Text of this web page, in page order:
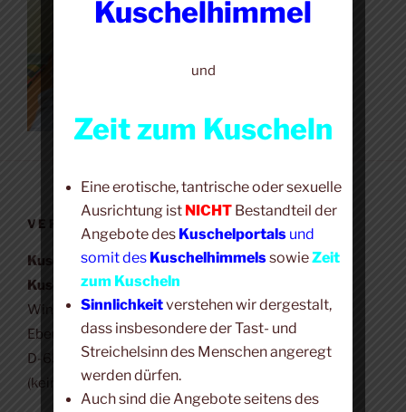
VERANTWORTLICH
Kuschelhimmel +
Kuschel-Portal
Winfried Bär
Eberbacher Str. 23
D-65346 Eltville (Erbach)
(kein Veranstaltungsort)
Kuschelhimmel
und
Zeit zum Kuscheln
Eine erotische, tantrische oder sexuelle
Ausrichtung ist NICHTBestandteil der
Angebote des Kuschelportals und
somit des KuschelhimmelssowieZeit
zum Kuscheln
Sinnlichkeitverstehen wir dergestalt,
dass insbesondere der Tast- und
Streichelsinn des Menschen angeregt
werden dürfen.
Auch sind die Angebote seitens des